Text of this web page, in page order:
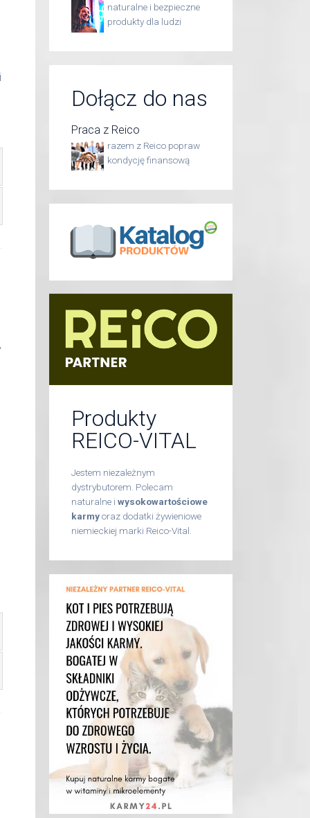
naturalne i bezpieczne
produkty dla ludzi
Dołącz do nas
Praca z Reico
razem z Reico popraw
kondycję finansową
Produkty
REICO-VITAL
Jestem niezależnym
dystrybutorem. Polecam
naturalne i wysokowartościowe
karmyoraz dodatki żywieniowe
niemieckiej marki Reico-Vital.